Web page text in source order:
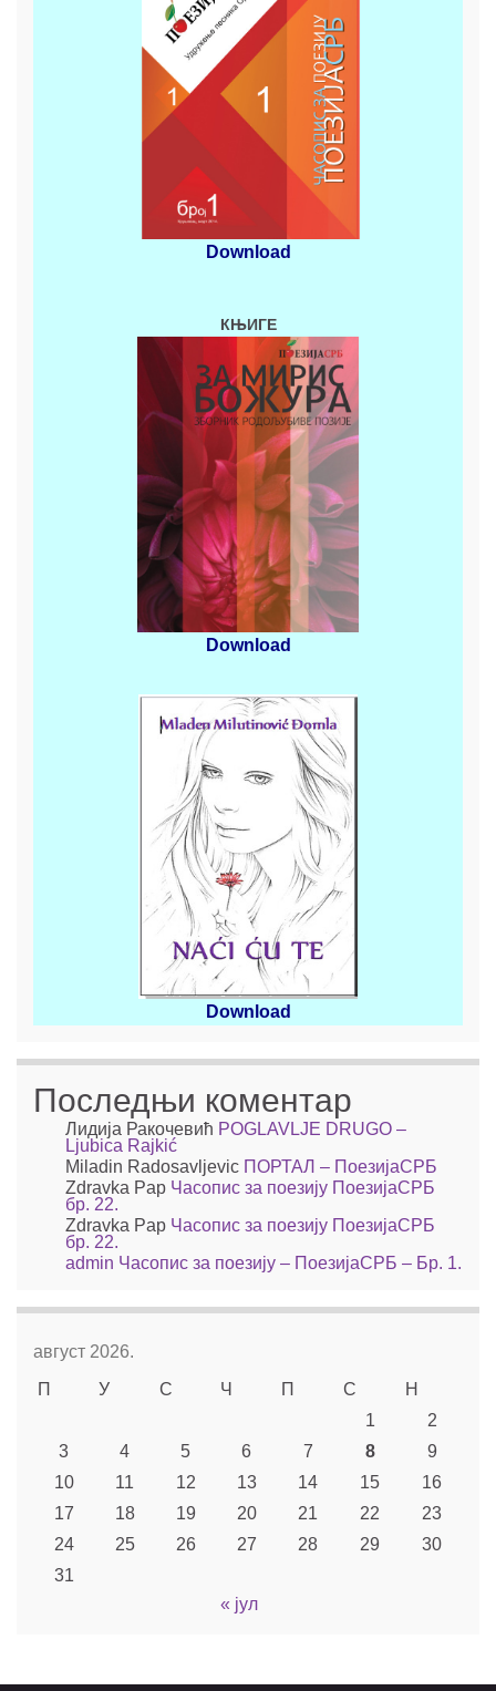
Download
КЊИГЕ
Download
Download
Последњи коментар
Лидија Ракочевић POGLAVLJE DRUGO –
Ljubica Rajkić
Miladin Radosavljevic ПОРТАЛ – ПоезијаСРБ
Zdravka Pap Часопис за поезију ПоезијаСРБ
бр. 22.
Zdravka Pap Часопис за поезију ПоезијаСРБ
бр. 22.
admin Часопис за поезију – ПоезијаСРБ – Бр. 1.
август 2026.
П
У С Ч П С
Н
1
2
3
4 5 6 7 8
9
10
11 12 13 14 15
16
17
18 19 20 21 22
23
24
25 26 27 28 29
30
31
« јул